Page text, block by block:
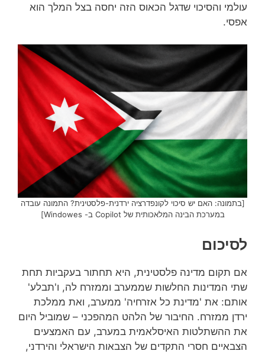
עולמי והסיכוי שדגל הכאוס הזה יחסה בצל המלך הוא
אפסי.
[בתמונה: האם יש סיכוי לקונפדרציה ירדנית-פלסטינית? התמונה עובדה
במערכת הבינה המלאכותית של Copilot ב- Windowes]
לסיכום
אם תקום מדינה פלסטינית, היא תחתור בעקביות תחת
שתי המדינות החלשות שממערב וממזרח לה, ו'תבלע'
אותם: את 'מדינת כל אזרחיה' ממערב, ואת ממלכת
ירדן ממזרח. החיבור של הלהט המהפכני – שמוביל היום
את ההשתלטות האיסלאמית במערב, עם האמצעים
הצבאיים חסרי התקדים של הצבאות הישראלי והירדני,